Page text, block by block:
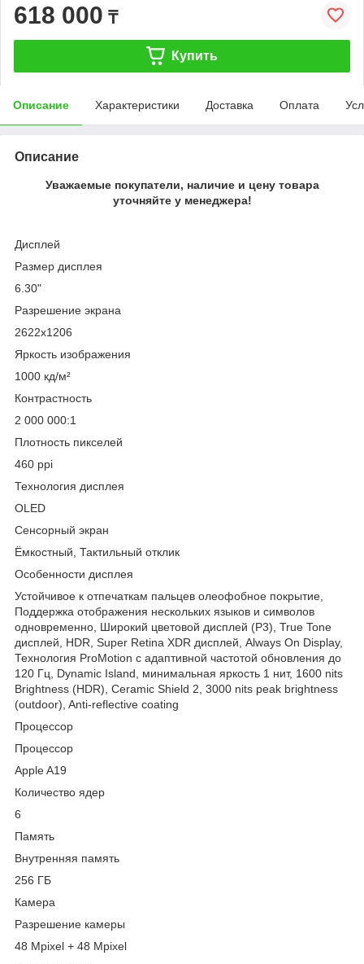
618 000 ₸
Купить
Описание Характеристики Доставка Оплата
Описание
Уважаемые покупатели, наличие и цену товара
уточняйте у менеджера!
Дисплей
Размер дисплея
6.30"
Разрешение экрана
2622x1206
Яркость изображения
1000 кд/м²
Контрастность
2 000 000:1
Плотность пикселей
460 ppi
Технология дисплея
OLED
Сенсорный экран
Ёмкостный, Тактильный отклик
Особенности дисплея
Устойчивое к отпечаткам пальцев олеофобное покрытие,
Поддержка отображения нескольких языков и символов
одновременно, Широкий цветовой дисплей (P3), True Tone
дисплей, HDR, Super Retina XDR дисплей, Always On Display,
Технология ProMotion с адаптивной частотой обновления до
120 Гц, Dynamic Island, минимальная яркость 1 нит, 1600 nits
Brightness (HDR), Ceramic Shield 2, 3000 nits peak brightness
(outdoor), Anti-reflective coating
Процессор
Процессор
Apple A19
Количество ядер
6
Память
Внутренняя память
256 ГБ
Камера
Разрешение камеры
48 Mpixel + 48 Mpixel